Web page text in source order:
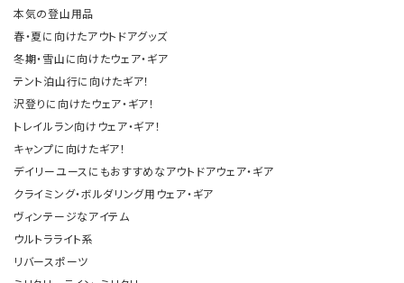
本気の登山用品
春・夏に向けたアウトドアグッズ
冬期・雪山に向けたウェア・ギア
テント泊山行に向けたギア！
沢登りに向けたウェア・ギア！
トレイルラン向けウェア・ギア！
キャンプに向けたギア！
デイリーユースにもおすすめなアウトドアウェア・ギア
クライミング・ボルダリング用ウェア・ギア
ヴィンテージなアイテム
ウルトラライト系
リバースポーツ